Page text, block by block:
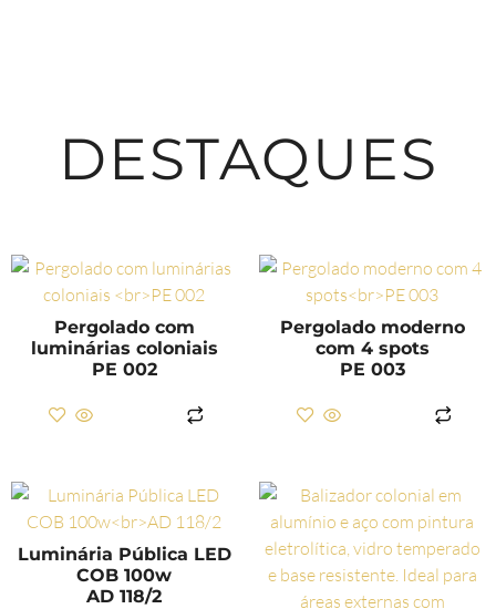
DESTAQUES
Pergolado com
luminárias coloniais
PE 002
Pergolado moderno
com 4 spots
PE 003
Luminária Pública LED
COB 100w
AD 118/2